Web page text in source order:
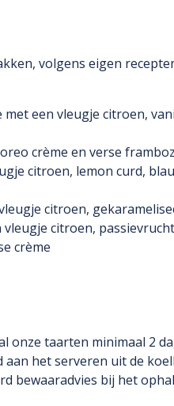
volgens eigen
een vleugje citroen,
crème en verse
citroen, lemon curd,
citroen,
citroen,
crème
onze taarten minimaal 2
het serveren uit de
bewaaradvies bij het